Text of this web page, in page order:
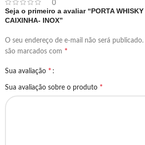
0
Seja o primeiro a avaliar “PORTA WHISKY
CAIXINHA- INOX”
O seu endereço de e-mail não será publicado.
são marcados com *
Sua avaliação *
Sua avaliação sobre o produto *